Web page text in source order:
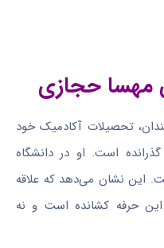
مهسا حجازی
تحصیلات آکادمیک خود
است. او در دانشگاه
این نشان می‌دهد که علاقه
حرفه کشانده است و نه